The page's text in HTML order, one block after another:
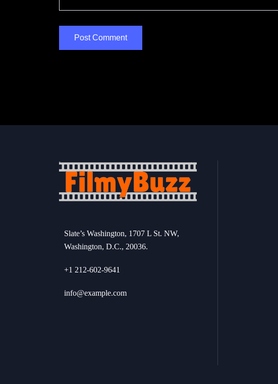
Slate’s Washington, 1707 L St. NW,
Washington, D.C., 20036.
+1 212-602-9641
info@example.com